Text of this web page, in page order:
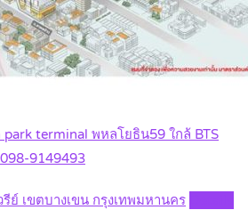
terminal พหลโยธิน59 ใกล้ BTS
9149493
ย์ เขตบางเขน กรุงเทพมหานคร